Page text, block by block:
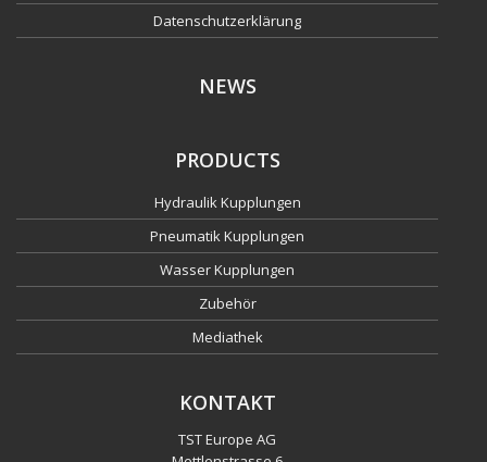
Datenschutzerklärung
NEWS
PRODUCTS
Hydraulik Kupplungen
Pneumatik Kupplungen
Wasser Kupplungen
Zubehör
Mediathek
KONTAKT
TST Europe AG